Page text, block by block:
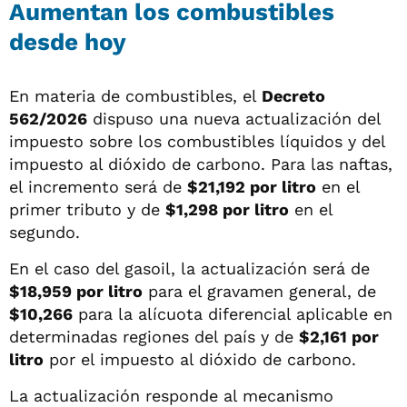
Aumentan los combustibles
desde hoy
En materia de combustibles, el Decreto
562/2026 dispuso una nueva actualización del
impuesto sobre los combustibles líquidos y del
impuesto al dióxido de carbono. Para las naftas,
el incremento será de $21,192 por litro en el
primer tributo y de $1,298 por litro en el
segundo.
En el caso del gasoil, la actualización será de
$18,959 por litro para el gravamen general, de
$10,266 para la alícuota diferencial aplicable en
determinadas regiones del país y de $2,161 por
litro por el impuesto al dióxido de carbono.
La actualización responde al mecanismo